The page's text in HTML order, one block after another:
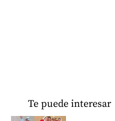
Te puede interesar